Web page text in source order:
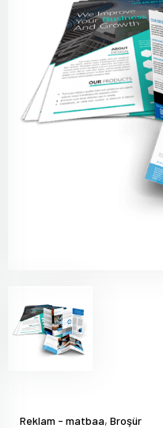
Reklam - matbaa, Broşür